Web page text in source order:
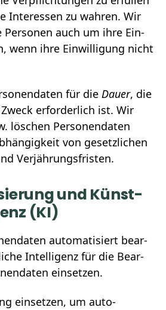
Interessen zu wahren. Wir
auch um ihre Ein­
wenn ihre Ein­willigung nicht
für die Dauer, die
erforderlich ist. Wir
löschen Personen­daten
von gesetzlichen
Verjährungs­fristen.
und Künst­
(KI)
automatisiert bear­
Intelli­genz für die Bear­
ein­setzen.
einsetzen, um auto­